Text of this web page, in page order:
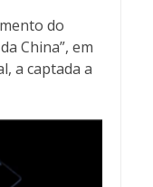
do
China”, em
a captada a